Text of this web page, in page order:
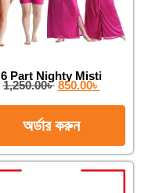
6 Part Nighty Misti
1,250.00৳ 850.00৳
অর্ডার করুন